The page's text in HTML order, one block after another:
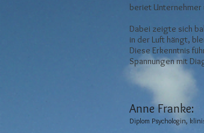
beriet
Dabei zeigte sich
in der Luft hängt,
Diese Erkenntnis
Spannungen mit
Anne Franke:
Diplom Psychologin,